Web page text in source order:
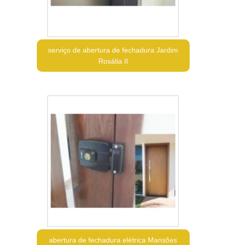
serviço de abertura de fechadura Jardim
Rosália II
abertura de fechadura elétrica Mansões